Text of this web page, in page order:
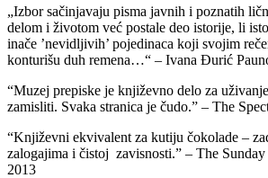
„Izbor sačinjavaju pisma javnih i poznatih
delom i životom već postale deo istorije, li
inače ’nevidljivih’ pojedinaca koji svojim
konturišu duh remena…“ – Ivana Đurić
“Muzej prepiske je književno delo za
zamisliti. Svaka stranica je čudo.” – The
“Književni ekvivalent za kutiju čokolade –
zalogajima i čistoj zavisnosti.” – The
2013